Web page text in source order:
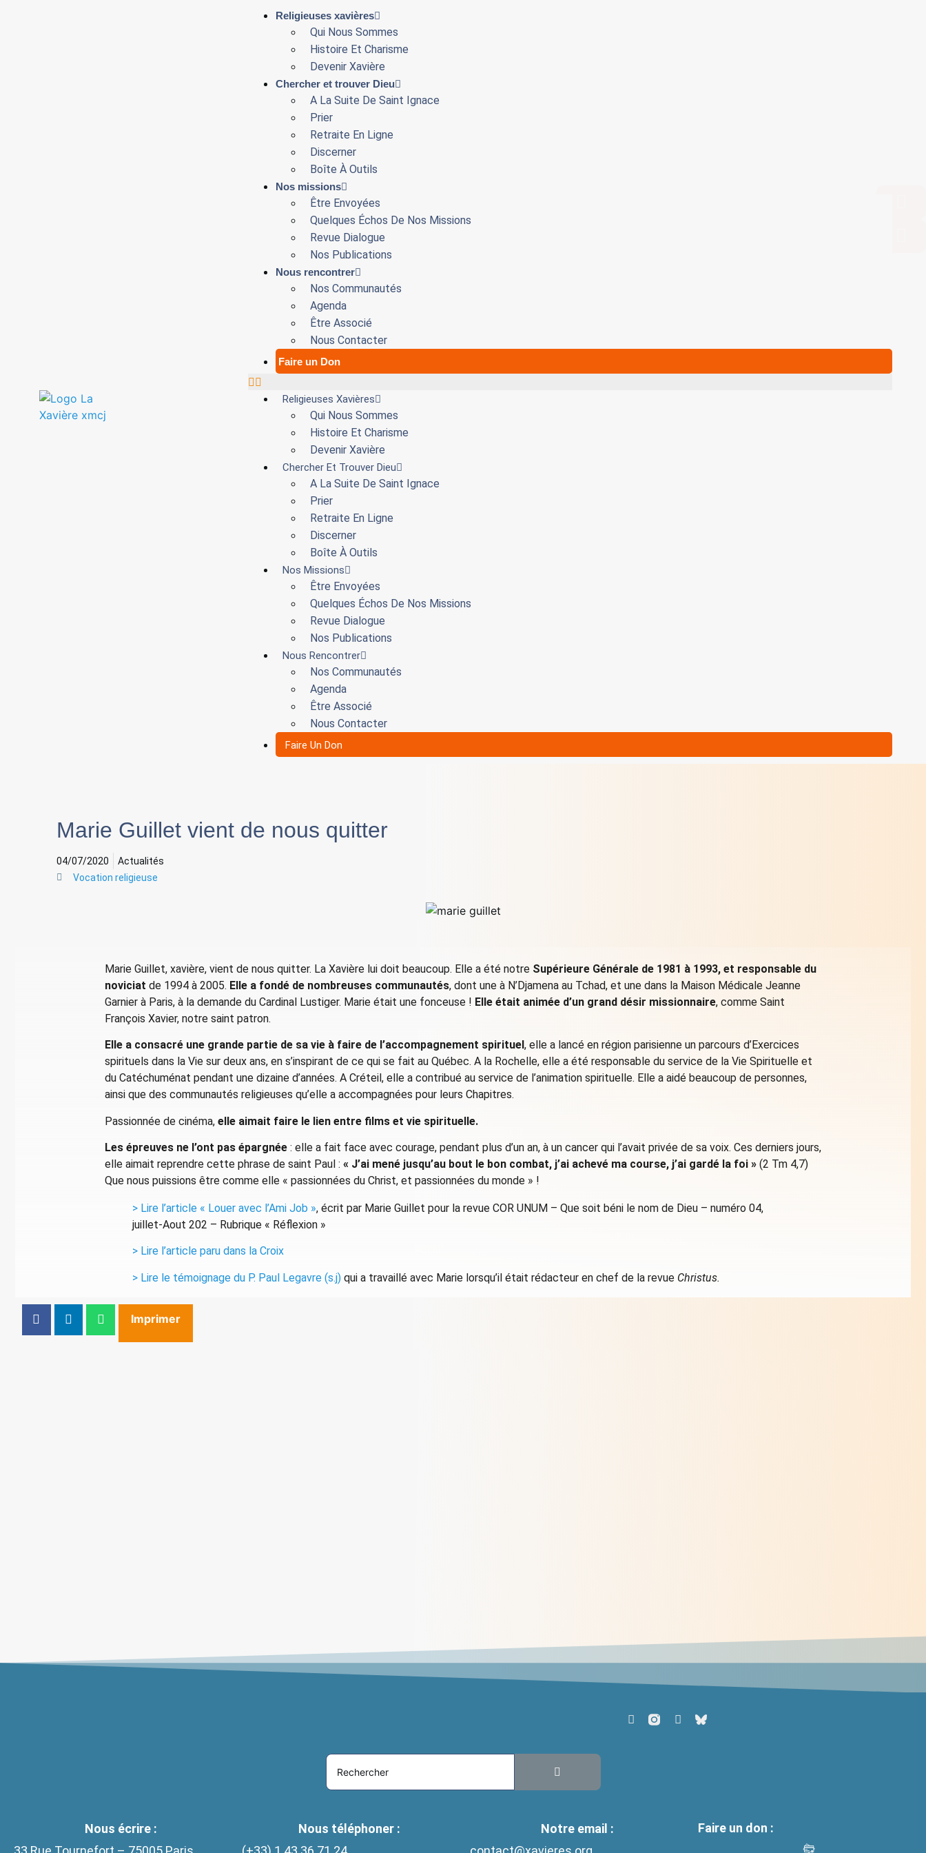
Religieuses xavières
Qui Nous Sommes
Histoire Et Charisme
Devenir Xavière
Chercher et trouver Dieu
A La Suite De Saint Ignace
Prier
Retraite En Ligne
Discerner
Boîte À Outils
Nos missions
Être Envoyées
Quelques Échos De Nos Missions
Revue Dialogue
Nos Publications
Nous rencontrer
Nos Communautés
Agenda
Être Associé
Nous Contacter
Faire un Don
Religieuses Xavières
Qui Nous Sommes
Histoire Et Charisme
Devenir Xavière
Chercher Et Trouver Dieu
A La Suite De Saint Ignace
Prier
Retraite En Ligne
Discerner
Boîte À Outils
Nos Missions
Être Envoyées
Quelques Échos De Nos Missions
Revue Dialogue
Nos Publications
Nous Rencontrer
Nos Communautés
Agenda
Être Associé
Nous Contacter
Faire Un Don
Marie Guillet vient de nous quitter
04/07/2020
Actualités
Vocation religieuse
Marie Guillet, xavière, vient de nous quitter. La Xavière lui doit beaucoup. Elle a été notre Supérieure Générale de 1981 à 1993, et responsable du
noviciat de 1994 à 2005. Elle a fondé de nombreuses communautés, dont une à N’Djamena au Tchad, et une dans la Maison Médicale Jeanne
Garnier à Paris, à la demande du Cardinal Lustiger. Marie était une fonceuse ! Elle était animée d’un grand désir missionnaire, comme Saint
François Xavier, notre saint patron.
Elle a consacré une grande partie de sa vie à faire de l’accompagnement spirituel , elle a lancé en région parisienne un parcours d’Exercices
spirituels dans la Vie sur deux ans, en s’inspirant de ce qui se fait au Québec. A la Rochelle, elle a été responsable du service de la Vie Spirituelle et
du Catéchuménat pendant une dizaine d’années. A Créteil, elle a contribué au service de l’animation spirituelle. Elle a aidé beaucoup de personnes,
ainsi que des communautés religieuses qu’elle a accompagnées pour leurs Chapitres.
Passionnée de cinéma, elle aimait faire le lien entre films et vie spirituelle.
Les épreuves ne l’ont pas épargnée : elle a fait face avec courage, pendant plus d’un an, à un cancer qui l’avait privée de sa voix. Ces derniers jours,
elle aimait reprendre cette phrase de saint Paul : « J’ai mené jusqu’au bout le bon combat, j’ai achevé ma course, j’ai gardé la foi » (2 Tm 4,7)
Que nous puissions être comme elle « passionnées du Christ, et passionnées du monde » !
> Lire l’article « Louer avec l’Ami Job », écrit par Marie Guillet pour la revue COR UNUM – Que soit béni le nom de Dieu – numéro 04,
juillet-Aout 202 – Rubrique « Réflexion »
> Lire l’article paru dans la Croix
> Lire le témoignage du P. Paul Legavre (s.j) qui a travaillé avec Marie lorsqu’il était rédacteur en chef de la revue Christus.
Imprimer
Nous écrire :
Nous téléphoner :
Notre email :
Faire un don :